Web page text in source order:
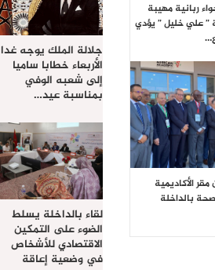
ربانية مهيبة
” علي خليل ” يؤدي
الأكاديمية
بالداخلة
جلالة الملك يوجه غدا
الأربعاء خطابا ساميا
إلى شعبه الوفي
بمناسبة عيد…
لقاء بالداخلة يسلط
الضوء على التمكين
الاقتصادي للأشخاص
في وضعية إعاقة